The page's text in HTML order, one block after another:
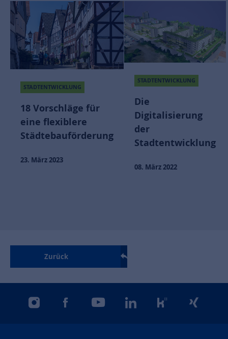
STADTENTWICKLUNG
18 Vorschläge für
eine flexiblere
Städtebauförderung
23. März 2023
STADTENTWICKLUNG
Die
Digitalisierung
der
Stadtentwicklung
08. März 2022
Zurück
instagramfacebookyoutubelinkedinkununuxing